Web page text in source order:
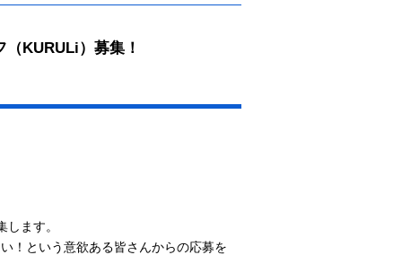
KURULi）募集！
ます。
！という意欲ある皆さんからの応募を